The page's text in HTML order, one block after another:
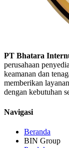
PT Bhatara
perusahaan
keamanan dan
memberikan
dengan kebutuhan
Navigasi
Beranda
BIN Group